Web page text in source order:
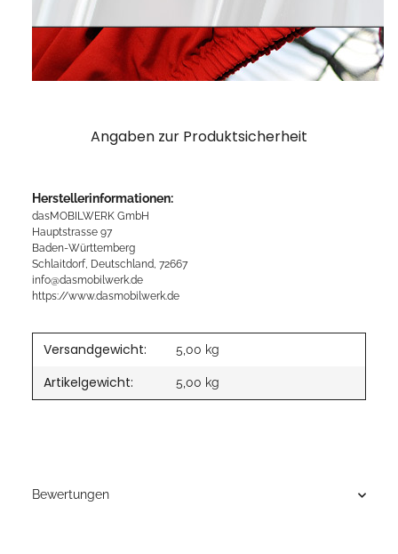
Angaben zur Produktsicherheit
Herstellerinformationen:
dasMOBILWERK GmbH
Hauptstrasse 97
Baden-Württemberg
Schlaitdorf, Deutschland, 72667
info@dasmobilwerk.de
https://www.dasmobilwerk.de
Versandgewicht: 5,00 kg
Artikelgewicht: 5,00 kg
Bewertungen